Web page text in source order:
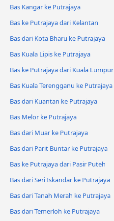
Bas Kangar ke Putrajaya
Bas ke Putrajaya dari Kelantan
Bas dari Kota Bharu ke Putrajaya
Bas Kuala Lipis ke Putrajaya
Bas ke Putrajaya dari Kuala Lumpur
Bas Kuala Terengganu ke Putrajaya
Bas dari Kuantan ke Putrajaya
Bas Melor ke Putrajaya
Bas dari Muar ke Putrajaya
Bas dari Parit Buntar ke Putrajaya
Bas ke Putrajaya dari Pasir Puteh
Bas dari Seri Iskandar ke Putrajaya
Bas dari Tanah Merah ke Putrajaya
Bas dari Temerloh ke Putrajaya